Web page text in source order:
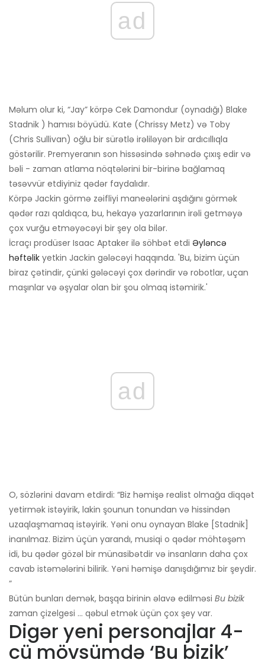
ad
Məlum olur ki, “Jay” körpə Cek Damondur (oynadığı) Blake
Stadnik ) hamısı böyüdü. Kate (Chrissy Metz) və Toby
(Chris Sullivan) oğlu bir sürətlə irəliləyən bir ardıcıllıqla
göstərilir. Premyeranın son hissəsində səhnədə çıxış edir və
bəli - zaman atlama nöqtələrini bir-birinə bağlamaq
təsəvvür etdiyiniz qədər faydalıdır.
Körpə Jackin görmə zəifliyi maneələrini aşdığını görmək
qədər razı qaldıqca, bu, hekayə yazarlarının irəli getməyə
çox vurğu etməyəcəyi bir şey ola bilər.
İcraçı prodüser Isaac Aptaker ilə söhbət etdi Əyləncə
həftəlik yetkin Jackin gələcəyi haqqında. 'Bu, bizim üçün
biraz çətindir, çünki gələcəyi çox dərindir və robotlar, uçan
maşınlar və əşyalar olan bir şou olmaq istəmirik.'
ad
O, sözlərini davam etdirdi: “Biz həmişə realist olmağa diqqət
yetirmək istəyirik, lakin şounun tonundan və hissindən
uzaqlaşmamaq istəyirik. Yəni onu oynayan Blake [Stadnik]
inanılmaz. Bizim üçün yarandı, musiqi o qədər möhtəşəm
idi, bu qədər gözəl bir münasibətdir və insanların daha çox
cavab istəmələrini bilirik. Yəni həmişə danışdığımız bir şeydir.
”
Bütün bunları demək, başqa birinin əlavə edilməsi Bu bizik
zaman çizelgesi ... qəbul etmək üçün çox şey var.
Digər yeni personajlar 4-
cü mövsümdə ‘Bu bizik’